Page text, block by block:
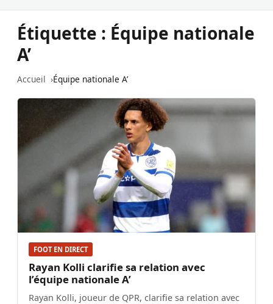
Étiquette : Équipe nationale
A’
Accueil Équipe nationale A’
FOOT EN DIRECT
Rayan Kolli clarifie sa relation avec
l’équipe nationale A’
Rayan Kolli, joueur de QPR, clarifie sa relation avec